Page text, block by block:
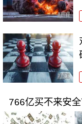
766亿买不来安